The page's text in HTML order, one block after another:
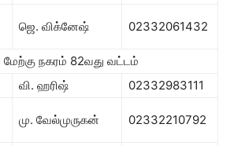
ஜெ. விக்னேஷ் 02332061432
நகரம் 82வது வட்டம்
வி. ஹரிஷ்
02332983111
மு. வேல்முருகன் 02332210792